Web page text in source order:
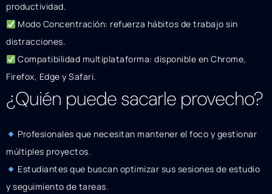
productividad.
Modo Concentración: refuerza hábitos de trabajo sin
distracciones.
Compatibilidad multiplataforma: disponible en Chrome,
Firefox, Edge y Safari.
¿Quién puede sacarle provecho?
Profesionales que necesitan mantener el foco y gestionar
múltiples proyectos.
Estudiantes que buscan optimizar sus sesiones de estudio
y seguimiento de tareas.